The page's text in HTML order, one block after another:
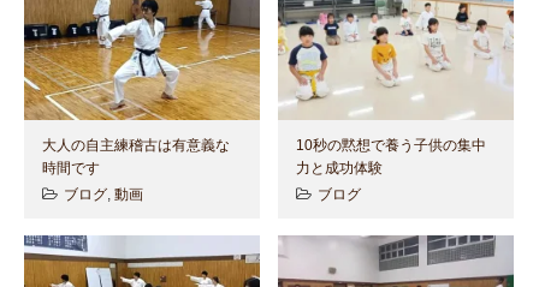
大人の自主練稽古は有意義な
時間です
ブログ, 動画
10秒の黙想で養う子供の集中
力と成功体験
ブログ